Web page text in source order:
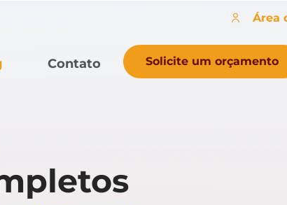
Área
Contato Solicite um orçamento